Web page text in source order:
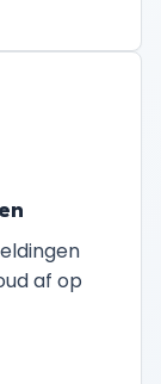
af op